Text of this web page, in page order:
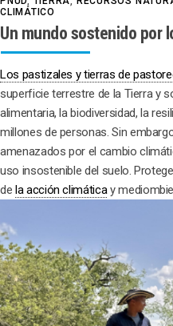
CLIMÁTICO
Un mundo sostenido por
Los pastizales y tierras de
superficie terrestre de la Tierra y
alimentaria, la biodiversidad, la
millones de personas. Sin
amenazados por el cambio
uso insostenible del suelo.
de la acción climáticay